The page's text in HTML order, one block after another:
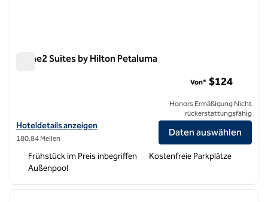
Home2 Suites by Hilton Petaluma
Hoteldetails für Home2 Suites by Hilton Petaluma anzeigen
Hoteldetails anzeigen
180,84 Meilen
Von* $124
Honors Ermäßigung Nicht
rückerstattungsfähig
Daten auswählen
Frühstück im Preis inbegriffen
Kostenfreie Parkplätze
Außenpool
1 von 12